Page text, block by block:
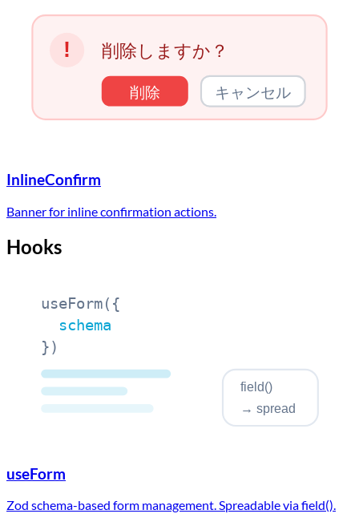
! 削除しますか？
削除 キャンセル
InlineConfirm
Banner for inline confirmation actions.
Hooks
useForm( {
schema
})
field()
→ spread
useForm
Zod schema-based form management. Spreadable via field().